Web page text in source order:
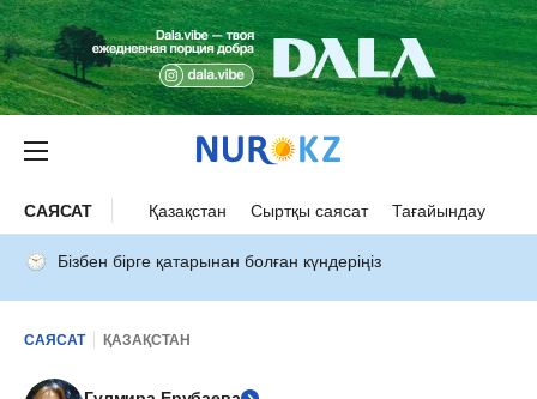
САЯСАТ Қазақстан Сыртқы саясат Тағайындау
Бізбен бірге қатарынан болған күндеріңіз
САЯСАТ ҚАЗАҚСТАН